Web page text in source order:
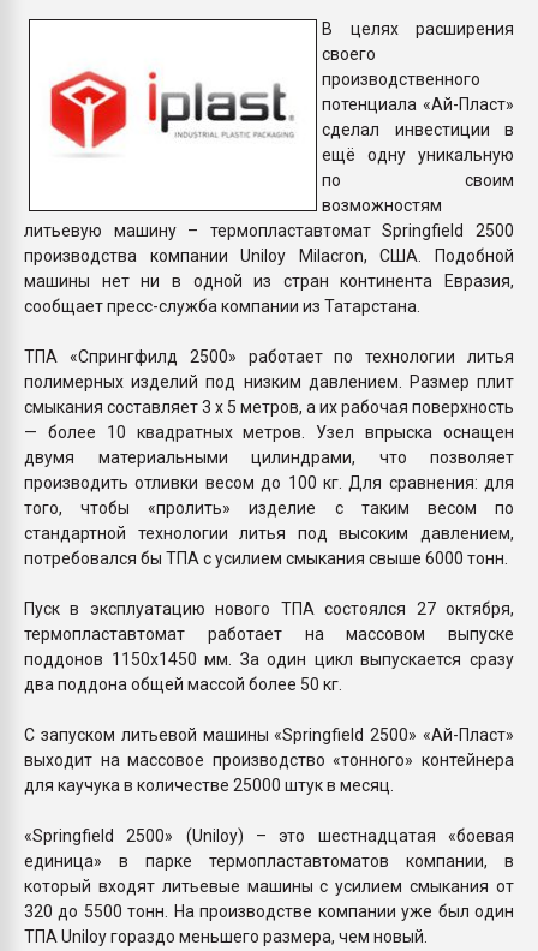
ПЕРЕЙТИ НА
В целях расширения
своего
производственного
потенциала «Ай-Пласт»
сделал инвестиции в
ещё одну уникальную
по своим
возможностям
литьевую машину – термопластавтомат Springfield 2500
производства компании Uniloy Milacron, США. Подобной
машины нет ни в одной из стран континента Евразия,
сообщает пресс-служба компании из Татарстана.
ТПА «Спрингфилд 2500» работает по технологии литья
полимерных изделий под низким давлением. Размер плит
смыкания составляет 3 х 5 метров, а их рабочая поверхность
— более 10 квадратных метров. Узел впрыска оснащен
двумя материальными цилиндрами, что позволяет
производить отливки весом до 100 кг. Для сравнения: для
того, чтобы «пролить» изделие с таким весом по
стандартной технологии литья под высоким давлением,
потребовался бы ТПА с усилием смыкания свыше 6000 тонн.
Пуск в эксплуатацию нового ТПА состоялся 27 октября,
термопластавтомат работает на массовом выпуске
поддонов 1150х1450 мм. За один цикл выпускается сразу
два поддона общей массой более 50 кг.
С запуском литьевой машины «Springfield 2500» «Ай-Пласт»
выходит на массовое производство «тонного» контейнера
для каучука в количестве 25000 штук в месяц.
«Springfield 2500» (Uniloy) – это шестнадцатая «боевая
единица» в парке термопластавтоматов компании, в
который входят литьевые машины с усилием смыкания от
320 до 5500 тонн. На производстве компании уже был один
ТПА Uniloy гораздо меньшего размера, чем новый.